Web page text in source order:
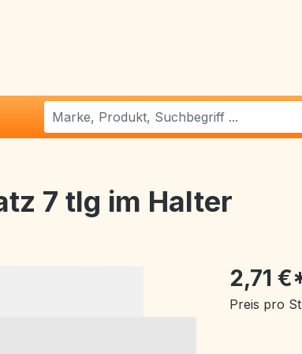
7 tlg im Halter
2,71
Preis pro